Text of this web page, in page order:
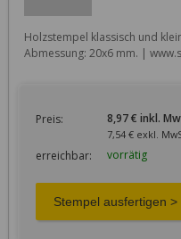
Holzstempel klassisch und
Abmessung: 20x6 mm. |
Preis: 8,97 € inkl.
7,54 € exkl.
erreichbar: vorrätig